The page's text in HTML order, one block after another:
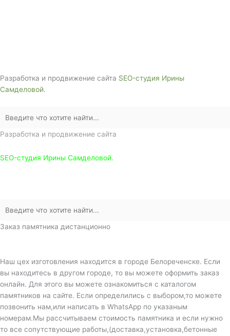
Разработка и продвижение сайта SEO-студия Ирины
Самделовой.
Разработка и продвижение сайта
SEO-студия Ирины Самделовой.
Заказ памятника дистанционно
Наш цех изготовления находится в городе Белореченске. Если
вы находитесь в другом городе, то вы можете оформить заказ
онлайн. Для этого вы можете ознакомиться с каталогом
памятников на сайте. Если определились с выбором,то можете
позвонить нам,или написать в WhatsApp по указаным
номерам.Мы рассчитываем стоимость памятника и если нужно
то все сопутствующие работы,(доставка,установка,бетонные